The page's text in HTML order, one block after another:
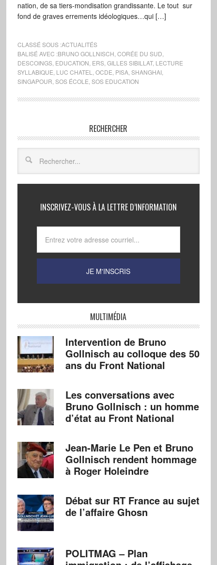
nation, de sa tiers-mondisation grandissante. Le tout sur
fond de graves errements idéologiques…qui […]
CLASSÉ SOUS :ACTUALITÉS
BALISÉ AVEC :BRUNO GOLLNISCH CORÉE DU SUD
DESCOINGS, EDUCATION ERS, GILLES SIBILLAT, LECTURE
SYLLABIQUE LUC CHATEL OCDE PISA, SHANGHAI,
SINGAPOUR SOS ÉCOLE SOS EDUCATION
RECHERCHER
INSCRIVEZ-VOUS À LA LETTRE D’INFORMATION
MULTIMÉDIA
Intervention de Bruno
Gollnisch au colloque des 50
ans du Front National
Les conversations avec
Bruno Gollnisch : un homme
d’état au Front National
Jean-Marie Le Pen et Bruno
Gollnisch rendent hommage
à Roger Holeindre
Débat sur RT France au sujet
de l’affaire Ghosn
POLITMAG – Plan